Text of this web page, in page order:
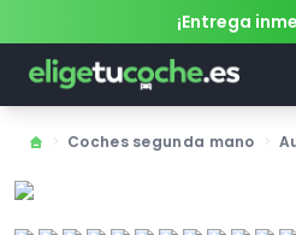
¡Entrega
Coches segunda mano